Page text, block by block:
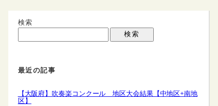
検索
検索
最近の記事
【大阪府】吹奏楽コンクール 地区大会結果【中地区+南地
区】